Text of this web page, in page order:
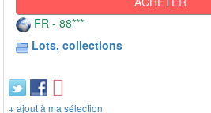
FR - 88***
Lots, collections
+ ajout à ma sélection